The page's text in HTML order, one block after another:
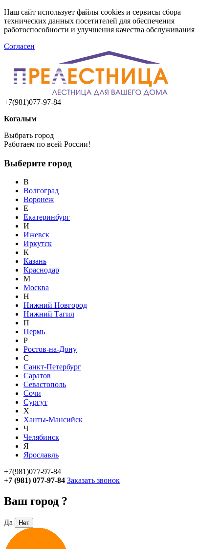
Наш сайт использует файлы cookies и сервисы сбора
технических данных посетителей для обеспечения
работоспособности и улучшения качества обслуживания
Согласен
+7(981)077-97-84
Когалым
Выбрать город
Работаем по всей России!
Выберите город
В
Волгоград
Воронеж
Е
Екатеринбург
И
Ижевск
Иркутск
К
Казань
Краснодар
М
Москва
Н
Нижний Новгород
Нижний Тагил
П
Пермь
Р
Ростов-на-Дону
С
Санкт-Петербург
Саратов
Севастополь
Сочи
Сургут
Х
Ханты-Мансийск
Ч
Челябинск
Я
Ярославль
+7(981)077-97-84
+7 (981) 077-97-84 Заказать звонок
Ваш город ?
Да Нет